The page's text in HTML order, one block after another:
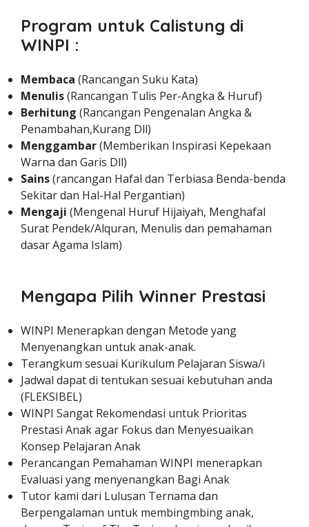
Program untuk Calistung di
WINPI :
Membaca (Rancangan Suku Kata)
Menulis(Rancangan Tulis Per-Angka & Huruf)
Berhitung (Rancangan Pengenalan Angka &
Penambahan,Kurang Dll)
Menggambar(Memberikan Inspirasi Kepekaan
Warna dan Garis Dll)
Sains(rancangan Hafal dan Terbiasa Benda-benda
Sekitar dan Hal-Hal Pergantian)
Mengaji (Mengenal Huruf Hijaiyah, Menghafal
Surat Pendek/Alquran, Menulis dan pemahaman
dasar Agama Islam)
Mengapa Pilih Winner Prestasi
WINPI Menerapkan dengan Metode yang
Menyenangkan untuk anak-anak.
Terangkum sesuai Kurikulum Pelajaran Siswa/i
Jadwal dapat di tentukan sesuai kebutuhan anda
(FLEKSIBEL)
WINPI Sangat Rekomendasi untuk Prioritas
Prestasi Anak agar Fokus dan Menyesuaikan
Konsep Pelajaran Anak
Perancangan Pemahaman WINPI menerapkan
Evaluasi yang menyenangkan Bagi Anak
Tutor kami dari Lulusan Ternama dan
Berpengalaman untuk membingmbing anak,